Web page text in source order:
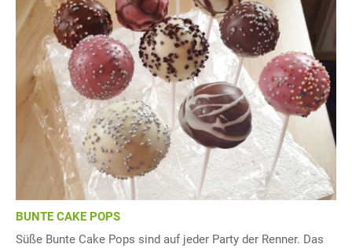
BUNTE CAKE POPS
Süße Bunte Cake Pops sind auf jeder Party der Renner. Das